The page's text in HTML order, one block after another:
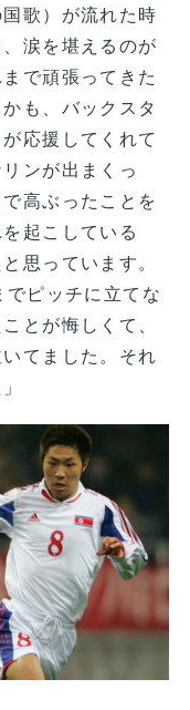
歌）が流れた時
涙を堪えるのが
で頑張ってきた
も、バックスタ
応援してくれて
ンが出まくっ
高ぶったことを
起こしている
思っています。
ピッチに立てな
とが悔しくて、
てました。それ